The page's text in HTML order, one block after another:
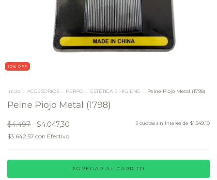
10% OFF
Inicio . ACCESORIOS . PERRO . ESTÉTICA E HIGIENE . Peine Piojo Metal (1798)
Peine Piojo Metal (1798)
$4.497 $4.047,30
$3.642,57 con Efectivo
3 cuotas sin interés de $1.349,10